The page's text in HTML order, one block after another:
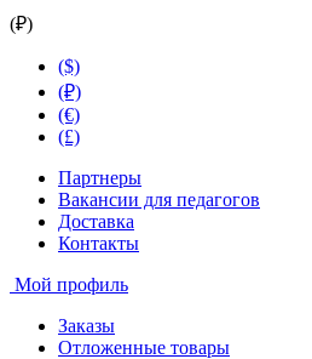
(₽)
($)
(₽)
(€)
(£)
Партнеры
Вакансии для педагогов
Доставка
Контакты
Мой профиль
Заказы
Отложенные товары